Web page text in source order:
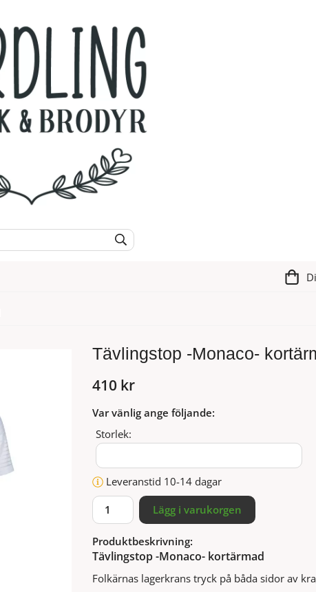
Tävlingstop -Monaco-
410 kr
Var vänlig ange följande:
Storlek:
Leveranstid 10-14 dagar
Lägg i varukorgen
Produktbeskrivning:
Tävlingstop -Monaco- kortärmad
Folkärnas lagerkrans tryck på båda sidor av